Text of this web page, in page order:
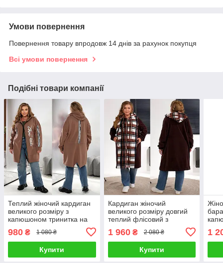
Умови повернення
Повернення товару впродовж 14 днів за рахунок покупця
Всі умови повернення
Подібні товари компанії
Теплий жіночий кардиган
великого розміру з
капюшоном тринитка на
980 ₴ 1 080 ₴
Купити
Кардиган жіночий
великого розміру довгий
теплий флісовий з
1 960₴ 2 080 ₴
Купити
1